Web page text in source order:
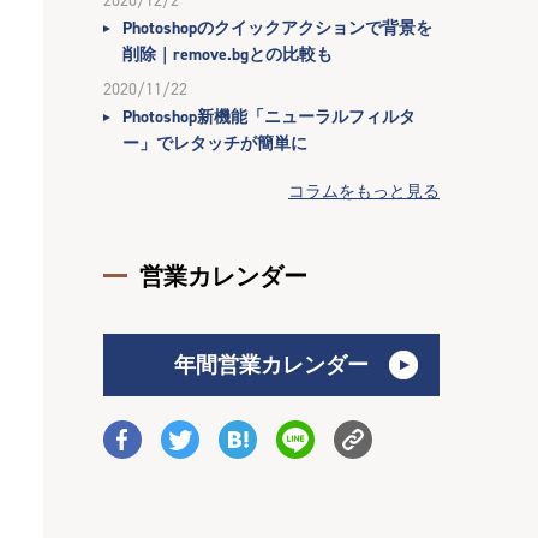
Photoshopのクイックアクションで背景を
削除｜remove.bgとの比較も
2020/11/22
Photoshop新機能「ニューラルフィルタ
ー」でレタッチが簡単に
コラムをもっと見る
営業カレンダー
年間営業カレンダー